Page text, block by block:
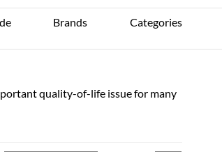
Brands Categories
quality-of-life issue for many